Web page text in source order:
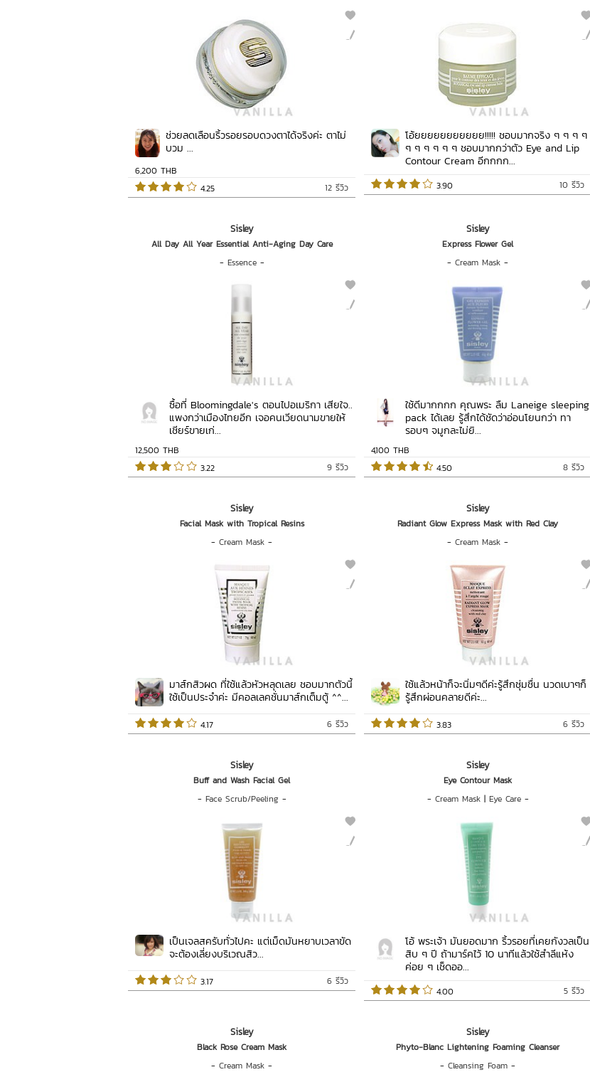
ช่วยลดเลือนริ้วรอยรอบดวงตาได้จริงค่ะ ตาไม่
บวม ...
6,200 THB
12 รีวิว
4.25
โอ้ยยยยยยยยยยย!!!!! ชอบมากจริง ๆ ๆ ๆ ๆ
ๆ ๆ ๆ ๆ ๆ ๆ ชอบมากกว่าตัว Eye and Lip
Contour Cream อีกกกก...
10 รีวิว
3.90
Sisley
All Day All Year Essential Anti-Aging Day Care
- Essence-
ซื้อที่ Bloomingdale's ตอนไปอเมริกา เสียใจ..
แพงกว่าเมืองไทยอีก เจอคนเวียดนามขายให้
เชียร์ขายเก่...
12,500 THB
9 รีวิว
3.22
Sisley
Express Flower Gel
- Cream Mask -
ใช้ดีมากกกก คุณพระ ลืม Laneige sleeping
pack ได้เลย รู้สึกได้ชัดว่าอ่อนโยนกว่า ทา
รอบๆ จมูกละไม่ยิ...
4,100 THB
8 รีวิว
4.50
Sisley
Facial Mask with Tropical Resins
- Cream Mask -
มาส์กสิวผด ที่ใช้แล้วหัวหลุดเลย ชอบมากตัวนี้
ใช้เป็นประจำค่ะ มีคอลเลคชั่นมาส์กเต็มตู้ ^^...
6 รีวิว
4.17
Sisley
Radiant Glow Express Mask with Red Clay
- Cream Mask -
ใช้แล้วหน้าก็จะนิ่มๆดีค่ะรู้สึกชุ่มชื่น นวดเบาๆก็
รู้สึกผ่อนคลายดีค่ะ...
6 รีวิว
3.83
Sisley
Buff and Wash Facial Gel
- Face Scrub/Peeling -
เป็นเจลสครับทั่วไปคะ แต่เม็ดมันหยาบเวลาขัด
จะต้องเลี่ยงบริเวณสิว...
6 รีวิว
3.17
Sisley
Eye Contour Mask
- Cream Mask| Eye Care-
โอ้ พระเจ้า มันยอดมาก ริ้วรอยที่เคยกังวลเป็น
สิบ ๆ ปี ถ้ามาร์คไว้ 10 นาทีแล้วใช้สำลีแห้ง
ค่อย ๆ เช็ดออ...
5 รีวิว
4.00
Sisley
Black Rose Cream Mask
- Cream Mask -
Sisley
Phyto-Blanc Lightening Foaming Cleanser
- Cleansing Foam -